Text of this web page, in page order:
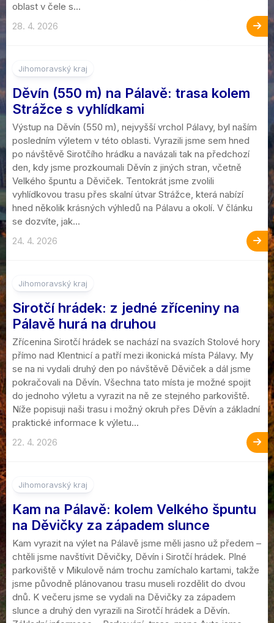
oblast v čele s...
28. 4. 2026
Jihomoravský kraj
Děvín (550 m) na Pálavě: trasa kolem
Strážce s vyhlídkami
Výstup na Děvín (550 m), nejvyšší vrchol Pálavy, byl naším
posledním výletem v této oblasti. Vyrazili jsme sem hned
po návštěvě Sirotčího hrádku a navázali tak na předchozí
den, kdy jsme prozkoumali Děvín z jiných stran, včetně
Velkého špuntu a Děviček. Tentokrát jsme zvolili
vyhlídkovou trasu přes skalní útvar Strážce, která nabízí
hned několik krásných výhledů na Pálavu a okolí. V článku
se dozvíte, jak...
24. 4. 2026
Jihomoravský kraj
Sirotčí hrádek: z jedné zříceniny na
Pálavě hurá na druhou
Zřícenina Sirotčí hrádek se nachází na svazích Stolové hory
přímo nad Klentnicí a patří mezi ikonická místa Pálavy. My
se na ni vydali druhý den po návštěvě Děviček a dál jsme
pokračovali na Děvín. Všechna tato místa je možné spojit
do jednoho výletu a vyrazit na ně ze stejného parkoviště.
Níže popisuji naši trasu i možný okruh přes Děvín a základní
praktické informace k výletu...
22. 4. 2026
Jihomoravský kraj
Kam na Pálavě: kolem Velkého špuntu
na Děvičky za západem slunce
Kam vyrazit na výlet na Pálavě jsme měli jasno už předem –
chtěli jsme navštívit Děvičky, Děvín i Sirotčí hrádek. Plné
parkoviště v Mikulově nám trochu zamíchalo kartami, takže
jsme původně plánovanou trasu museli rozdělit do dvou
dnů. K večeru jsme se vydali na Děvičky za západem
slunce a druhý den vyrazili na Sirotčí hrádek a Děvín.